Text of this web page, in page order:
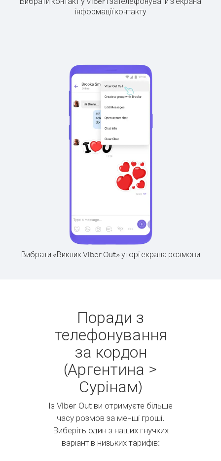
інформації контакту
Вибрати «Виклик Viber Out» угорі екрана розмови
Поради з
телефонування
за кордон
(Аргентина >
Сурінам)
Із Viber Out ви отримуєте більше
часу розмов за менші гроші.
Виберіть один з наших гнучких
варіантів низьких тарифів: